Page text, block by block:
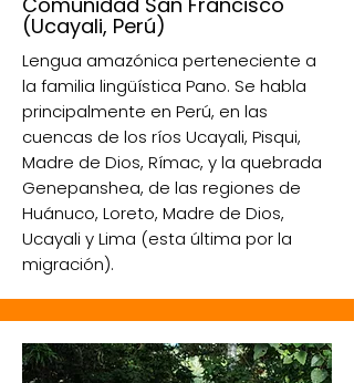
(Ucayali, Perú)
Lengua amazónica perteneciente a
la familia lingüística Pano. Se habla
principalmente en Perú, en las
cuencas de los ríos Ucayali, Pisqui,
Madre de Dios, Rímac, y la quebrada
Genepanshea, de las regiones de
Huánuco, Loreto, Madre de Dios,
Ucayali y Lima (esta última por la
migración).